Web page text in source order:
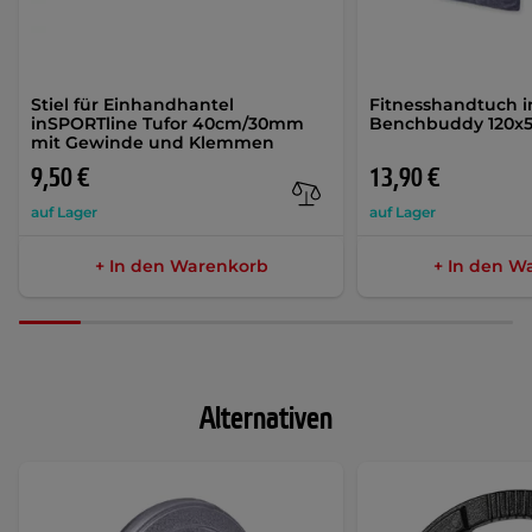
Stiel für Einhandhantel
inSPORTline Tufor 40cm/30mm
mit Gewinde und Klemmen
9,50 €
auf Lager
+ In den Warenkorb
Fitnesshandtuch
Benchbuddy
13,90 €
auf Lager
+ In den
Alternativen